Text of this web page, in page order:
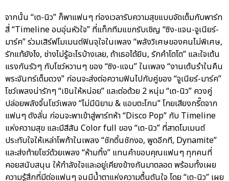
จากนั้น “เต-นิว” ก็พาแฟนๆ ท่องเวลารับความสุขแบบจัดเต็มกับพาร์ท
สี่ “Timeline อบอุ่นหัวใจ” ที่แท็กทีมแขกรับเชิญ “ซิง-แจน-จูเนียร์-
มาร์ค” ร่วมเสิร์ฟโมเมนต์ฟินจุใจในเพลง “พลังวิเศษของคนไม่พิเศษ,
รักแท้ยังไง, ช่างไม่รู้อะไรบ้างเลย, ถ้าเธอได้ยิน, รักคำโตโต” และใจเต้น
แรงกันรัวๆ กับโชว์หวานๆ ของ “ซิง-แจน” ในเพลง “งานเต้นรำในคืน
พระจันทร์เต็มดวง” ก่อนจะส่งต่อความฟินไปกับคู่ของ “จูเนียร์-มาร์ค”
โชว์เพลงน่ารักๆ “เขินให้หน่อย” และต่อด้วย 2 หนุ่ม “เต-นิว” ควงคู่
ปล่อยพลังจิ้นโชว์เพลง “ไม่มีนิยาม & แอบตะโกน” โกยเสียงกรี๊ดจาก
แฟนๆ ดังลั่น ก่อนจะพาเข้าสู่พาร์ทห้า “Disco Pop” กับ Timeline
แห่งความสุข และมีสีสัน Color full ของ “เต-นิว” ที่สาดโมเมนต์
ประทับใจให้เหล่าโพก้าในเพลง “ชักดิ้นชักงอ, พูดอีกที, Dynamite”
และส่งท้ายโชว์ด้วยเพลง “ห้ามทิ้ง” แทนคำขอบคุณแฟนๆ ทุกคนที่
คอยสนับสนุน ให้กำลังใจและอยู่เคียงข้างกันมาตลอด พร้อมทั้งเผย
ความรู้สึกที่มีต่อแฟนๆ จนมีน้ำตาแห่งความตื้นตันใจ โดย “เต-นิว” เผย